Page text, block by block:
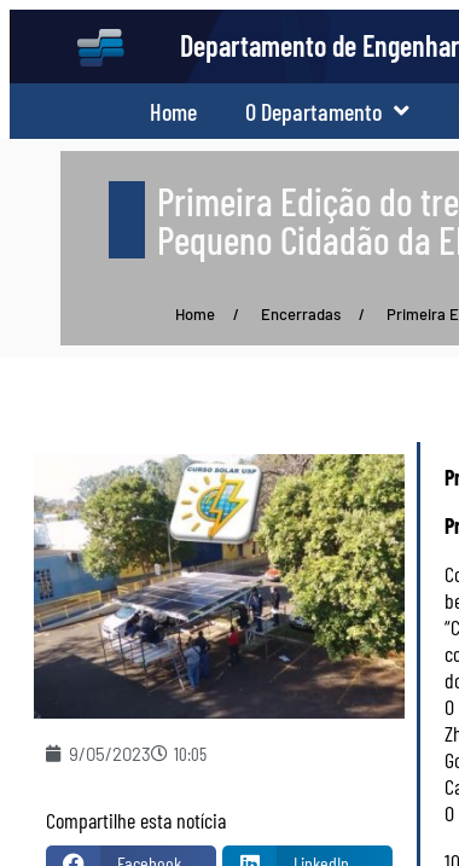
Departamento de
Home O Departamento
Primeira Edição do
Pequeno Cidadão da
Home / Encerradas / Primeira
9/05/2023 10:05
Compartilhe esta notícia